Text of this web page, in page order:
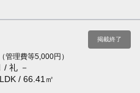
掲載終了
（管理費等5,000円）
/ 礼 －
/ 66.41㎡